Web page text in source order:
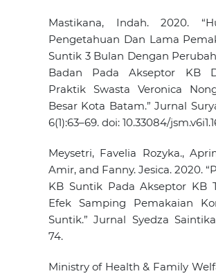
Mastikana, Indah. 2020.
Pengetahuan Dan Lama
Suntik 3 Bulan Dengan
Badan Pada Akseptor KB
Praktik Swasta Veronica
Besar Kota Batam.” Jurnal
6(1):63–69. doi: 10.33084/
Meysetri, Favelia Rozyka.,
Amir, and Fanny. Jesica. 2020.
KB Suntik Pada Akseptor KB
Efek Samping Pemakaian
Suntik.” Jurnal Syedza Saintika
74.
Ministry of Health & Family